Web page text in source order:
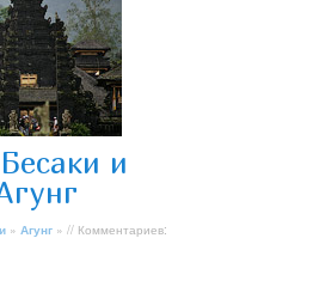
и
»Агунг » // Комментариев: